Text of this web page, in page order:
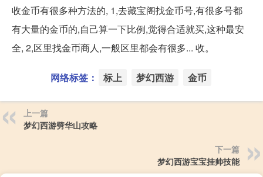
收金币有很多种方法的, 1,去藏宝阁找金币号,有很多号都
有大量的金币的,自己算一下比例,觉得合适就买,这种最安
全, 2,区里找金币商人,一般区里都会有很多... 收。
网络标签： 标上 梦幻西游 金币
上一篇
梦幻西游劈华山攻略
下一篇
梦幻西游宝宝挂帅技能